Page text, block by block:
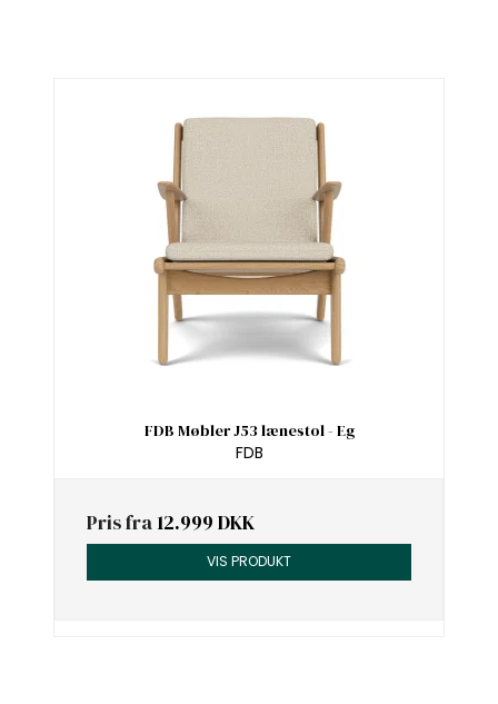
FDB Møbler J53 lænestol - Eg
FDB
Pris fra 12.999 DKK
VIS PRODUKT